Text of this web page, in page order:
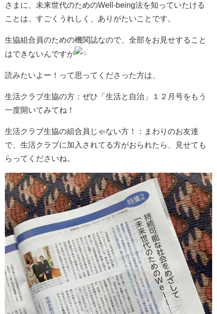
さまに、未来世代のためのWell-being法を知っていたける
ことは、すごくうれしく、ありがたいことです。
生協組合員のための機関誌なので、全部をお見せすること
はできないんですが
読みたいよー！って思ってくださった方は、
生活クラブ生協の方：ぜひ「生活と自治」１２月号をもう
一度開いてみてね！
生活クラブ生協の組合員じゃない方！：まわりのお友達
で、生活クラブに加入されてる方がおられたら、見せても
らってくださいね。